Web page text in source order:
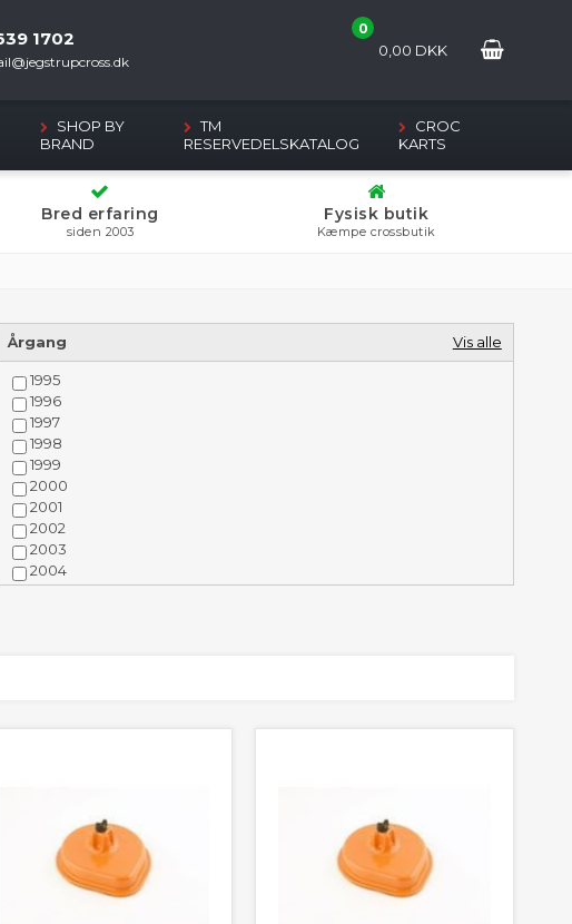
0
0,00 DKK
1702
SHOP BY
BRAND
TM
RESERVEDELSKATALOG
CROC
KARTS
Bred erfaring
siden 2003
Fysisk butik
Kæmpe crossbutik
Årgang Vis alle
1995
1996
1997
1998
1999
2000
2001
2002
2003
2004
2005
2017
2018